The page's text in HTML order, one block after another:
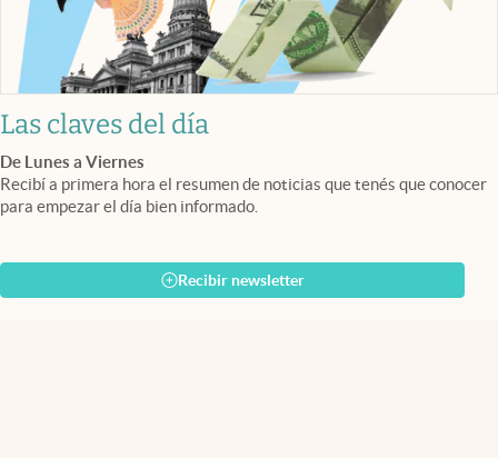
Las claves del día
De Lunes a Viernes
Recibí a primera hora el resumen de noticias que tenés que conocer
para empezar el día bien informado.
Recibir newsletter